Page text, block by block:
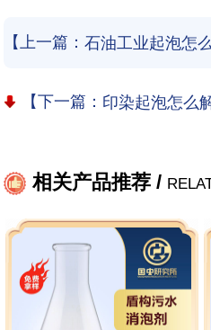
【上一篇：石油工业起泡怎
【下一篇： 印染起泡怎么
相关产品推荐 /